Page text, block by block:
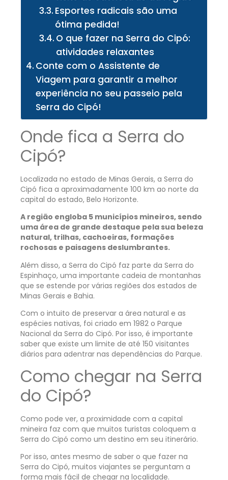
Esportes radicais são uma
ótima pedida!
O que fazer na Serra do Cipó:
atividades relaxantes
Conte com o Assistente de
Viagem para garantir a melhor
experiência no seu passeio pela
Serra do Cipó!
Onde fica a Serra do
Cipó?
Localizada no estado de Minas Gerais, a Serra do
Cipó fica a aproximadamente 100 km ao norte da
capital do estado, Belo Horizonte.
A região engloba 5 municípios mineiros, sendo
uma área de grande destaque pela sua beleza
natural, trilhas, cachoeiras, formações
rochosas e paisagens deslumbrantes.
Além disso, a Serra do Cipó faz parte da Serra do
Espinhaço, uma importante cadeia de montanhas
que se estende por várias regiões dos estados de
Minas Gerais e Bahia.
Com o intuito de preservar a área natural e as
espécies nativas, foi criado em 1982 o Parque
Nacional da Serra do Cipó. Por isso, é importante
saber que existe um limite de até 150 visitantes
diários para adentrar nas dependências do Parque.
Como chegar na Serra
do Cipó?
Como pode ver, a proximidade com a capital
mineira faz com que muitos turistas coloquem a
Serra do Cipó como um destino em seu itinerário.
Por isso, antes mesmo de saber o que fazer na
Serra do Cipó, muitos viajantes se perguntam a
forma mais fácil de chegar na localidade.